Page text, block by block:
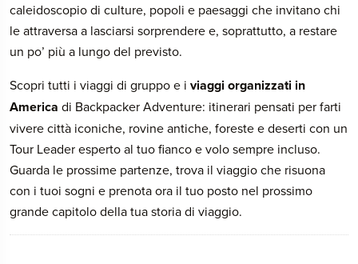
caleidoscopio di culture, popoli e paesaggi che invitano chi
le attraversa a lasciarsi sorprendere e, soprattutto, a restare
un po’ più a lungo del previsto.
Scopri tutti i viaggi di gruppo e i viaggi organizzati in
America di Backpacker Adventure: itinerari pensati per farti
vivere città iconiche, rovine antiche, foreste e deserti con un
Tour Leader esperto al tuo fianco e volo sempre incluso.
Guarda le prossime partenze, trova il viaggio che risuona
con i tuoi sogni e prenota ora il tuo posto nel prossimo
grande capitolo della tua storia di viaggio.